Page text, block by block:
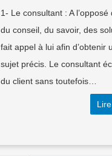
1- Le consultant : A
du conseil, du savoir, des
fait appel à lui afin d’obtenir
sujet précis. Le consultant
du client sans toutefois…